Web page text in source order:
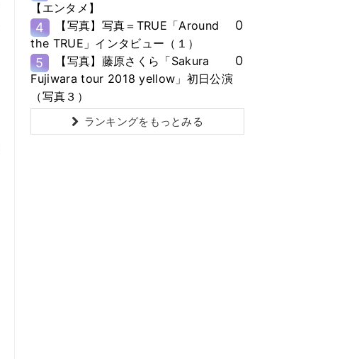
【エンタメ】
4
【写真】写真＝TRUE「Around
the TRUE」インタビュー（１）
0
5
【写真】藤原さくら「Sakura
Fujiwara tour 2018 yellow」初日公演
（写真３）
0
ランキングをもっとみる